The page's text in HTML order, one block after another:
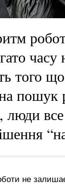
часу
того
пошук
люди
не